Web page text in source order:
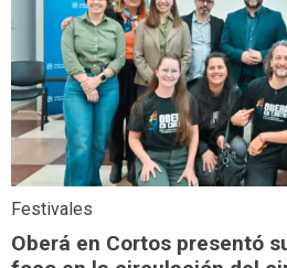
Festivales
Oberá en Cortos presentó